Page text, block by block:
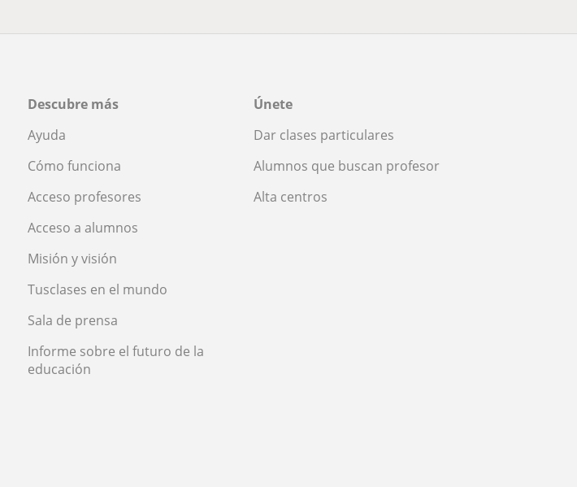
Descubre más
Ayuda
Cómo funciona
Acceso profesores
Acceso a alumnos
Misión y visión
Tusclases en el mundo
Sala de prensa
Informe sobre el futuro de la
educación
Únete
Dar clases particulares
Alumnos que buscan profesor
Alta centros